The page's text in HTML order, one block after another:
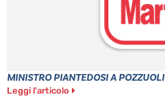
MINISTRO PIANTEDOSI A POZZUOLI
Leggi l'articolo